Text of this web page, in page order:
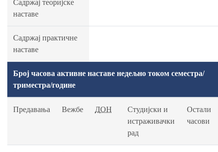
Садржај теоријске
наставе
Садржај практичне
наставе
Број часова активне наставе недељно током семестра/
триместра/године
Предавања Вежбе ДОН
Студијски и
истраживачки
рад
Остали
часови